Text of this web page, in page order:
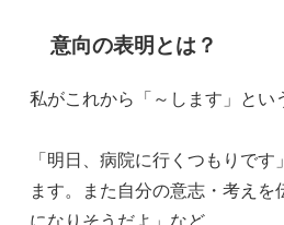
意向の表明とは？
私がこれから「～します」とい
「明日、病院に行くつもりで
ます。また自分の意志・考え
になりそうだよ」など。